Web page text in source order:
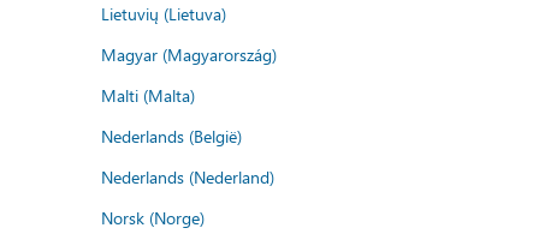
Lietuvių (Lietuva)
Magyar (Magyarország)
Malti (Malta)
Nederlands (België)
Nederlands (Nederland)
Norsk (Norge)